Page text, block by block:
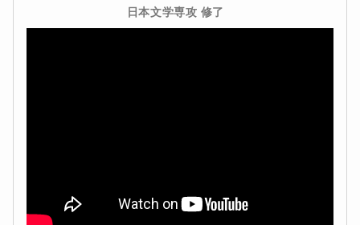
しずつ育っていきます。
無理のない範囲で宿題に取り組みながら、国語の問題に触
日本文学専攻 修了